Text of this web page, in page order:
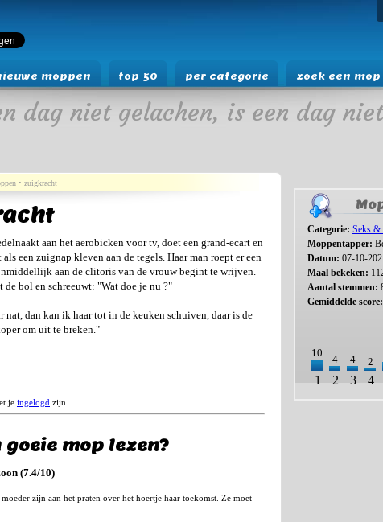
moppen top 50 per categorie zoek een mop
dag niet gelachen, is een dag
• zuigkracht
aan het aerobicken voor tv, doet een grand-ecart en
een zuignap kleven aan de tegels. Haar man roept er een
aan de clitoris van de vrouw begint te wrijven.
de bol en schreeuwt: "Wat doe je nu ?"
nat, dan kan ik haar tot in de keuken schuiven, daar is de
om uit te breken."
je ingelogd zijn.
goeie mop lezen?
(7.4/10)
zijn aan het praten over het hoertje haar toekomst. Ze moet
Categorie: Seks &
Moppentapper:
Datum: 07-10-
Maal bekeken:
Aantal stemmen:
Gemiddelde score:
10
4 4 2
1 2 3 4